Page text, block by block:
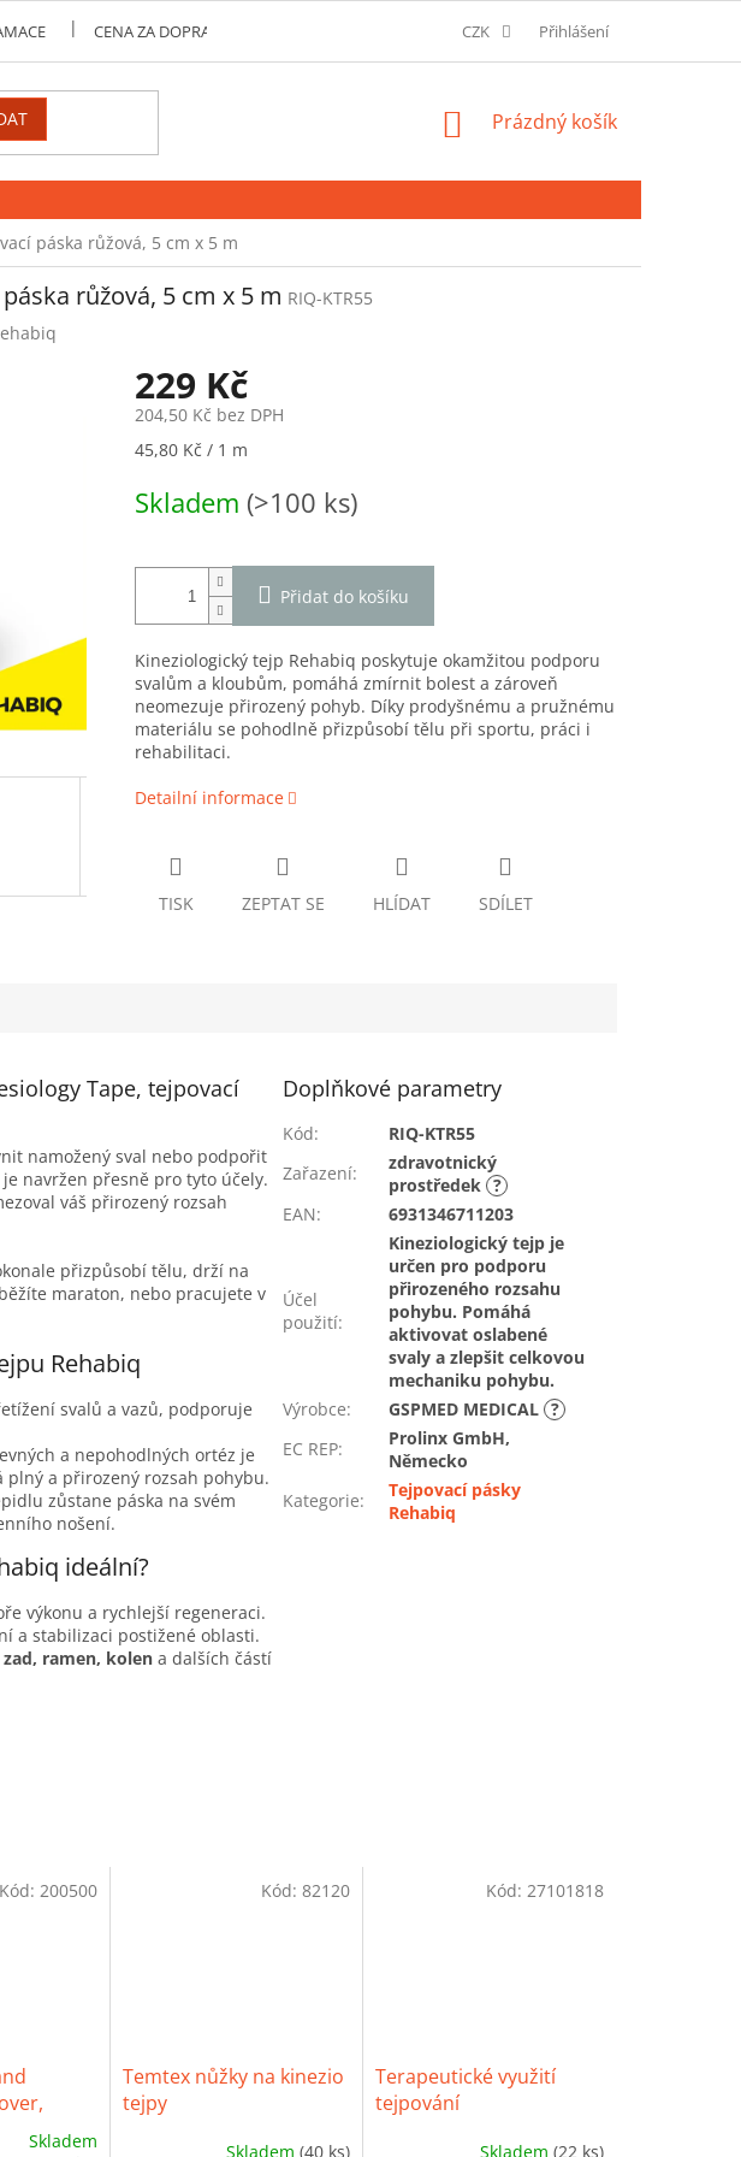
CENA ZA DOPRAVU A MOŽNOSTI PLATBY O SPOLEČNOSTI SLOVNÍK POJMŮ
CZK Přihlášení
NÁKUPNÍ
Prázdný košík
páska růžová, 5 cm x 5 m
růžová, 5 cm x 5 m RIQ-KTR55
229 Kč
204,50 Kč bez DPH
Měrná
45,80 Kč / 1 m
Skladem (>100 ks)
Přidat do košíku
Kineziologický tejp Rehabiq poskytuje okamžitou podporu
svalům a kloubům, pomáhá zmírnit bolest a zároveň
neomezuje přirozený pohyb. Díky prodyšnému a pružnému
materiálu se pohodlně přizpůsobí tělu při sportu, práci i
rehabilitaci.
Detailní informace
TISK ZEPTAT SE HLÍDAT SDÍLET
malý
Skladem
Kód: 200500
Temtex nůžky na kinezio
tejpy
Skladem(40 ks)
Kód:82120
Terapeutické využití
tejpování
Skladem(22 ks)
Kód: 27101818
Tape, tejpovací
namožený sval nebo podpořit
navržen přesně pro tyto účely.
váš přirozený rozsah
přizpůsobí tělu, drží na
maraton, nebo pracujete v
Rehabiq
svalů a vazů, podporuje
a nepohodlných ortéz je
plný a přirozený rozsah pohybu.
zůstane páska na svém
nošení.
ideální?
výkonu a rychlejší regeneraci.
a stabilizaci postižené oblasti.
ramen, kolen a dalších částí
Doplňkové parametry
Kód:
RIQ-KTR55
Zařazení:
zdravotnický
prostředek ?
EAN: 6931346711203
Účel
použití:
Kineziologický tejp je
určen pro podporu
přirozeného rozsahu
pohybu. Pomáhá
aktivovat oslabené
svaly a zlepšit celkovou
mechaniku pohybu.
Výrobce: GSPMED MEDICAL ?
EC REP:
Prolinx GmbH,
Německo
Kategorie:
Tejpovací pásky
Rehabiq